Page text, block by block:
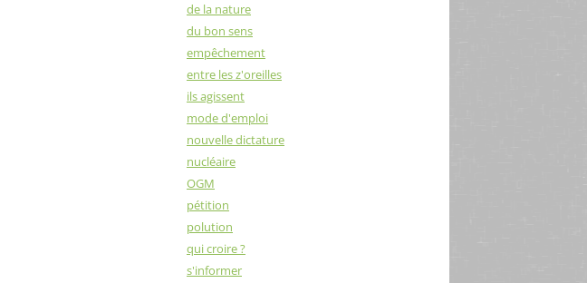
de la nature
du bon sens
empêchement
entre les z'oreilles
ils agissent
mode d'emploi
nouvelle dictature
nucléaire
OGM
pétition
polution
qui croire ?
s'informer